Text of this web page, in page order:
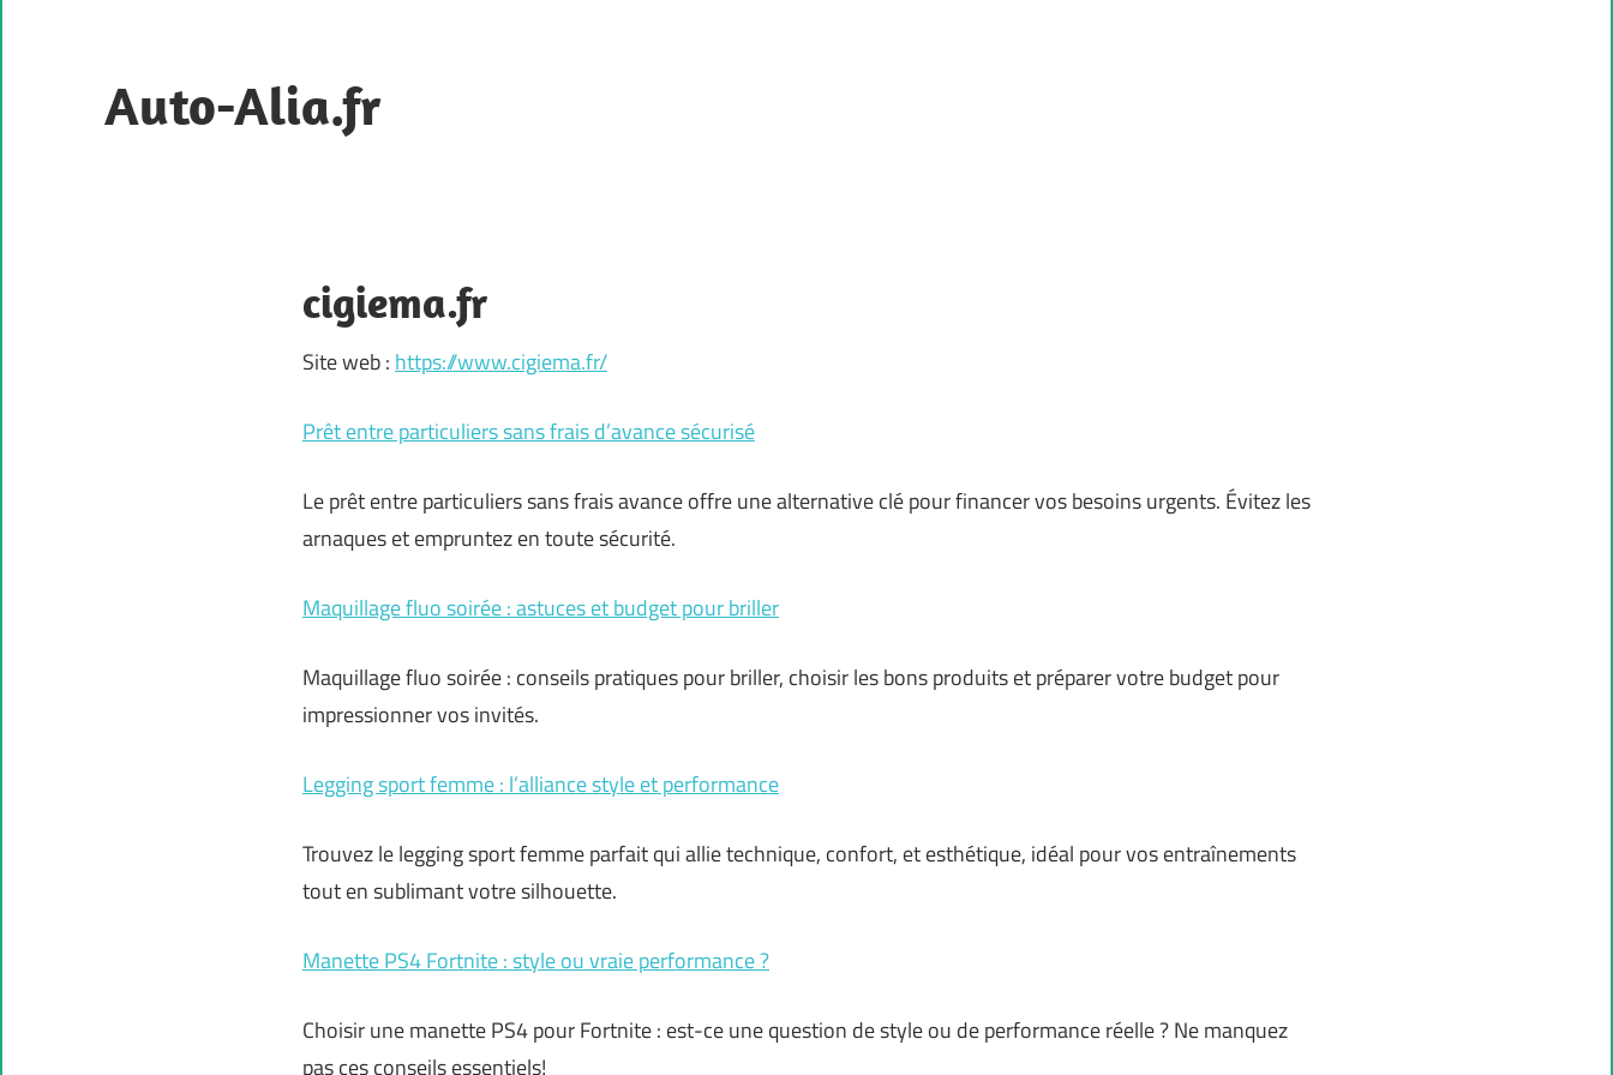
content
Auto-Alia.fr
cigiema.fr
Site web : https://www.cigiema.fr/
Prêt entre particuliers sans frais d’avance sécurisé
Le prêt entre particuliers sans frais avance offre une alternative clé pour financer vos besoins urgents. Évitez les
arnaques et empruntez en toute sécurité.
Maquillage fluo soirée : astuces et budget pour briller
Maquillage fluo soirée : conseils pratiques pour briller, choisir les bons produits et préparer votre budget pour
impressionner vos invités.
Legging sport femme : l’alliance style et performance
Trouvez le legging sport femme parfait qui allie technique, confort, et esthétique, idéal pour vos entraînements
tout en sublimant votre silhouette.
Manette PS4 Fortnite : style ou vraie performance ?
Choisir une manette PS4 pour Fortnite : est-ce une question de style ou de performance réelle ? Ne manquez
pas ces conseils essentiels!